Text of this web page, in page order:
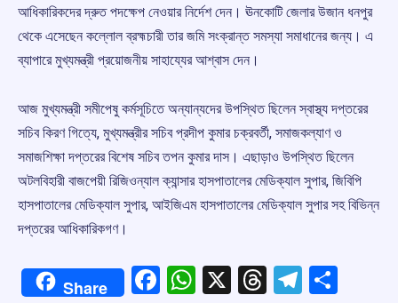
আধিকারিকদের দ্রুত পদক্ষেপ নেওয়ার নির্দেশ দেন। ঊনকোটি জেলার উজান ধনপুর
থেকে এসেছেন কল্লোল ব্রহ্মচারী তার জমি সংক্রান্ত সমস্যা সমাধানের জন্য। এ
ব্যাপারে মুখ্যমন্ত্রী প্রয়োজনীয় সাহায্যের আশ্বাস দেন।
আজ মুখ্যমন্ত্রী সমীপেষু কর্মসূচিতে অন্যান্যদের উপস্থিত ছিলেন স্বাস্থ্য দপ্তরের
সচিব কিরণ গিত্যে, মুখ্যমন্ত্রীর সচিব প্রদীপ কুমার চক্রবর্তী, সমাজকল্যাণ ও
সমাজশিক্ষা দপ্তরের বিশেষ সচিব তপন কুমার দাস। এছাড়াও উপস্থিত ছিলেন
অটলবিহারী বাজপেয়ী রিজিওন্যাল ক্যান্সার হাসপাতালের মেডিক্যাল সুপার, জিবিপি
হাসপাতালের মেডিক্যাল সুপার, আইজিএম হাসপাতালের মেডিক্যাল সুপার সহ বিভিন্ন
দপ্তরের আধিকারিকগণ।
Share Facebook
WhatsApp
X Threads